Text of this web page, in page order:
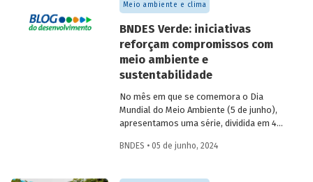
Meio ambiente e clima
BNDES Verde: iniciativas
reforçam compromissos com
meio ambiente e
sustentabilidade
No mês em que se comemora o Dia
Mundial do Meio Ambiente (5 de junho),
apresentamos uma série, dividida em 4
BNDES relacionadas ao tema. Esta
Amazônia e Estruturação de Soluções de
BNDES • 05 de junho, 2024